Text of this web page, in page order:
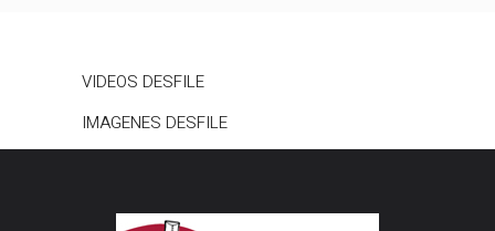
VIDEOS DESFILE
IMAGENES DESFILE